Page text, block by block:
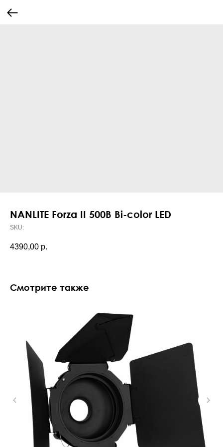
NANLITE Forza II 500B Bi-color LED
SKU:
4390,00 р.
Смотрите также